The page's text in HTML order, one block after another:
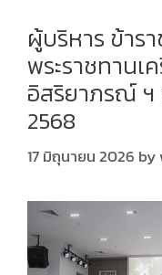
ผู้บริหาร ข้าร
พระราชทานเ
อิสริยาภรณ์ ฯ
2568
17 มิถุนายน 2026 by